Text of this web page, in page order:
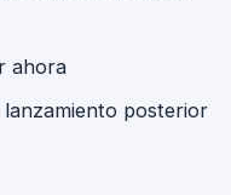
ahora
lanzamiento posterior